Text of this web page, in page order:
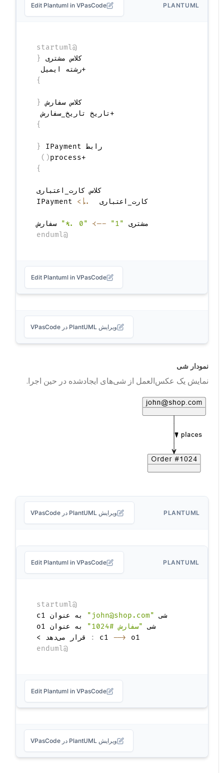
PLANTUML
Edit Plantuml in VPasCode
کلاس مشتری {
  +رشته ایمیل
کلاس سفارش {
  +تاریخ تاریخ_سفارش
رابط IPayment
{
(
)
کارت_اعتباری ..|>
IPayment
مشتری "1"
-->
"0..*"
سفارش
Edit Plantuml in VPasCode
ویرایش PlantUML در VPasCode
نمودار شی
نمایش یک عکس‌العمل از شی‌های ایجادشده در حین اجرا.
PLANTUML ویرایش PlantUML در VPasCode
PLANTUML
Edit Plantuml in VPasCode
شی "john@shop.com"
به عنوان c1
شی "سفارش #1024"
به عنوان o1
c1 --> o1
:
قرار می‌دهد >
Edit Plantuml in VPasCode
ویرایش PlantUML در VPasCode